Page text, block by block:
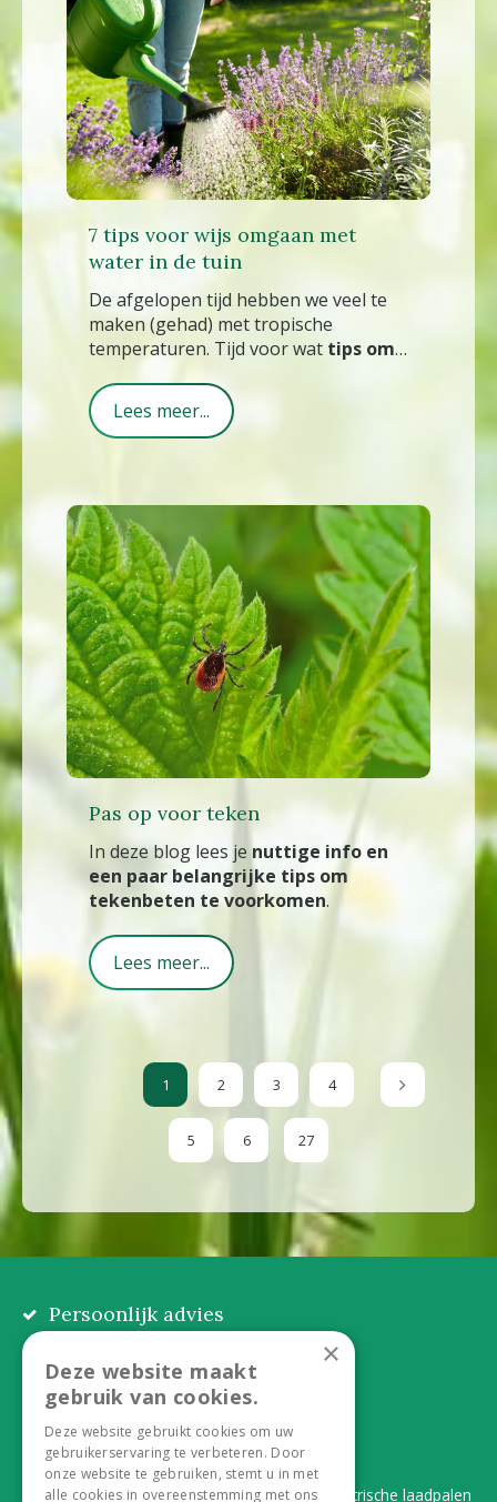
7 tips voor wijs omgaan met
water in de tuin
De afgelopen tijd hebben we veel te
maken (gehad) met tropische
temperaturen. Tijd voor wat tips om
tuin
Lees meer...
Pas op voor teken
In deze blog lees je nuttige info en
een paar belangrijke tips om
tekenbeten te voorkomen.
Lees meer...
1 2 3 4
5 6 27
Persoonlijk advies
Alles onder één dak
Duurzaam en dorpsgemak
Lever je statiegeldflessen bij ons in én elektrische laadpalen
×
Deze website maakt
gebruik van cookies.
Deze website gebruikt cookies om uw
gebruikerservaring te verbeteren. Door
onze website te gebruiken, stemt u in met
alle cookies in overeenstemming met ons